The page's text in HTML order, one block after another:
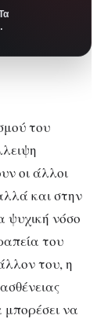
του
οι άλλοι
και στην
ψυχική νόσο
του
του, η
μπορέσει να